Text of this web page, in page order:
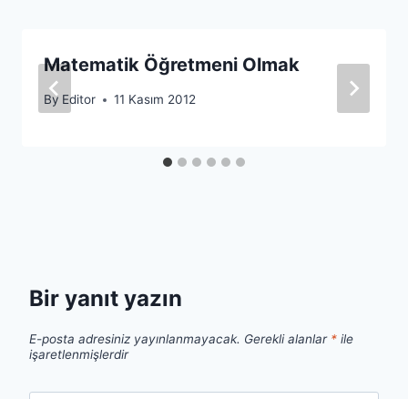
Matematik Öğretmeni Olmak
By Editor 11 Kasım 2012
Bir yanıt yazın
E-posta adresiniz yayınlanmayacak. Gerekli alanlar * ile
işaretlenmişlerdir